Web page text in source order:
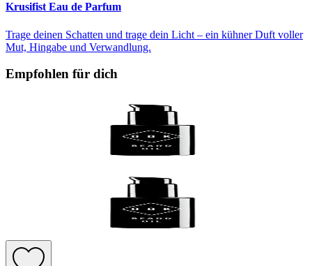
Krusifist Eau de Parfum
Trage deinen Schatten und trage dein Licht – ein kühner Duft voller
Mut, Hingabe und Verwandlung.
Empfohlen für dich